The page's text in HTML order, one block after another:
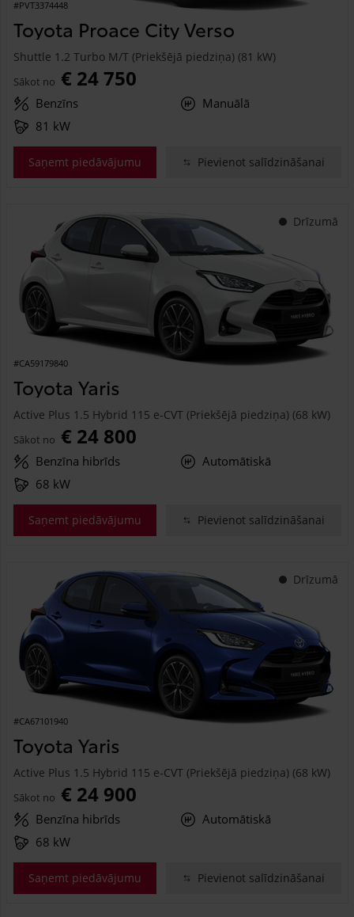
#PVT3374448
Toyota Proace City Verso
Shuttle 1.2 Turbo M/T (Priekšējā piedziņa) (81 kW)
Sākot no € 24 750
Benzīns
Manuālā
81 kW
Saņemt piedāvājumu Pievienot salīdzināšanai
Drīzumā
#CA59179840
Toyota Yaris
Active Plus 1.5 Hybrid 115 e-CVT (Priekšējā piedziņa) (68 kW)
Sākot no € 24 800
Benzīna hibrīds
Automātiskā
68 kW
Saņemt piedāvājumu Pievienot salīdzināšanai
Drīzumā
#CA67101940
Toyota Yaris
Active Plus 1.5 Hybrid 115 e-CVT (Priekšējā piedziņa) (68 kW)
Sākot no € 24 900
Benzīna hibrīds
Automātiskā
68 kW
Saņemt piedāvājumu Pievienot salīdzināšanai